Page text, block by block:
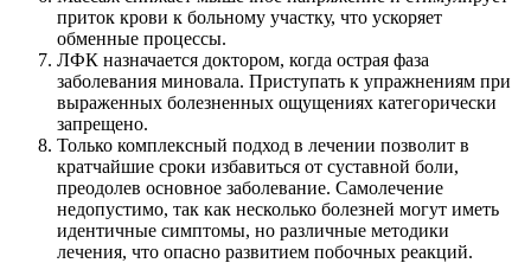
приток крови к больному участку, что ускоряет
обменные процессы.
ЛФК назначается доктором, когда острая фаза
заболевания миновала. Приступать к упражнениям при
выраженных болезненных ощущениях категорически
запрещено.
Только комплексный подход в лечении позволит в
кратчайшие сроки избавиться от суставной боли,
преодолев основное заболевание. Самолечение
недопустимо, так как несколько болезней могут иметь
идентичные симптомы, но различные методики
лечения, что опасно развитием побочных реакций.